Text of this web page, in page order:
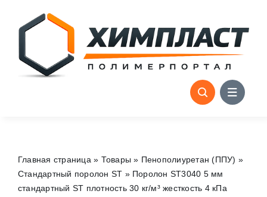
content
Главная страница » Товары » Пенополиуретан (ППУ) »
Стандартный поролон ST » Поролон ST3040 5 мм
стандартный ST плотность 30 кг/м³ жесткость 4 кПа